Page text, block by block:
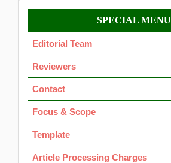
Menu
OK
SPECIAL MENU
Editorial Team
Reviewers
Contact
Focus & Scope
Template
Article Processing Charges